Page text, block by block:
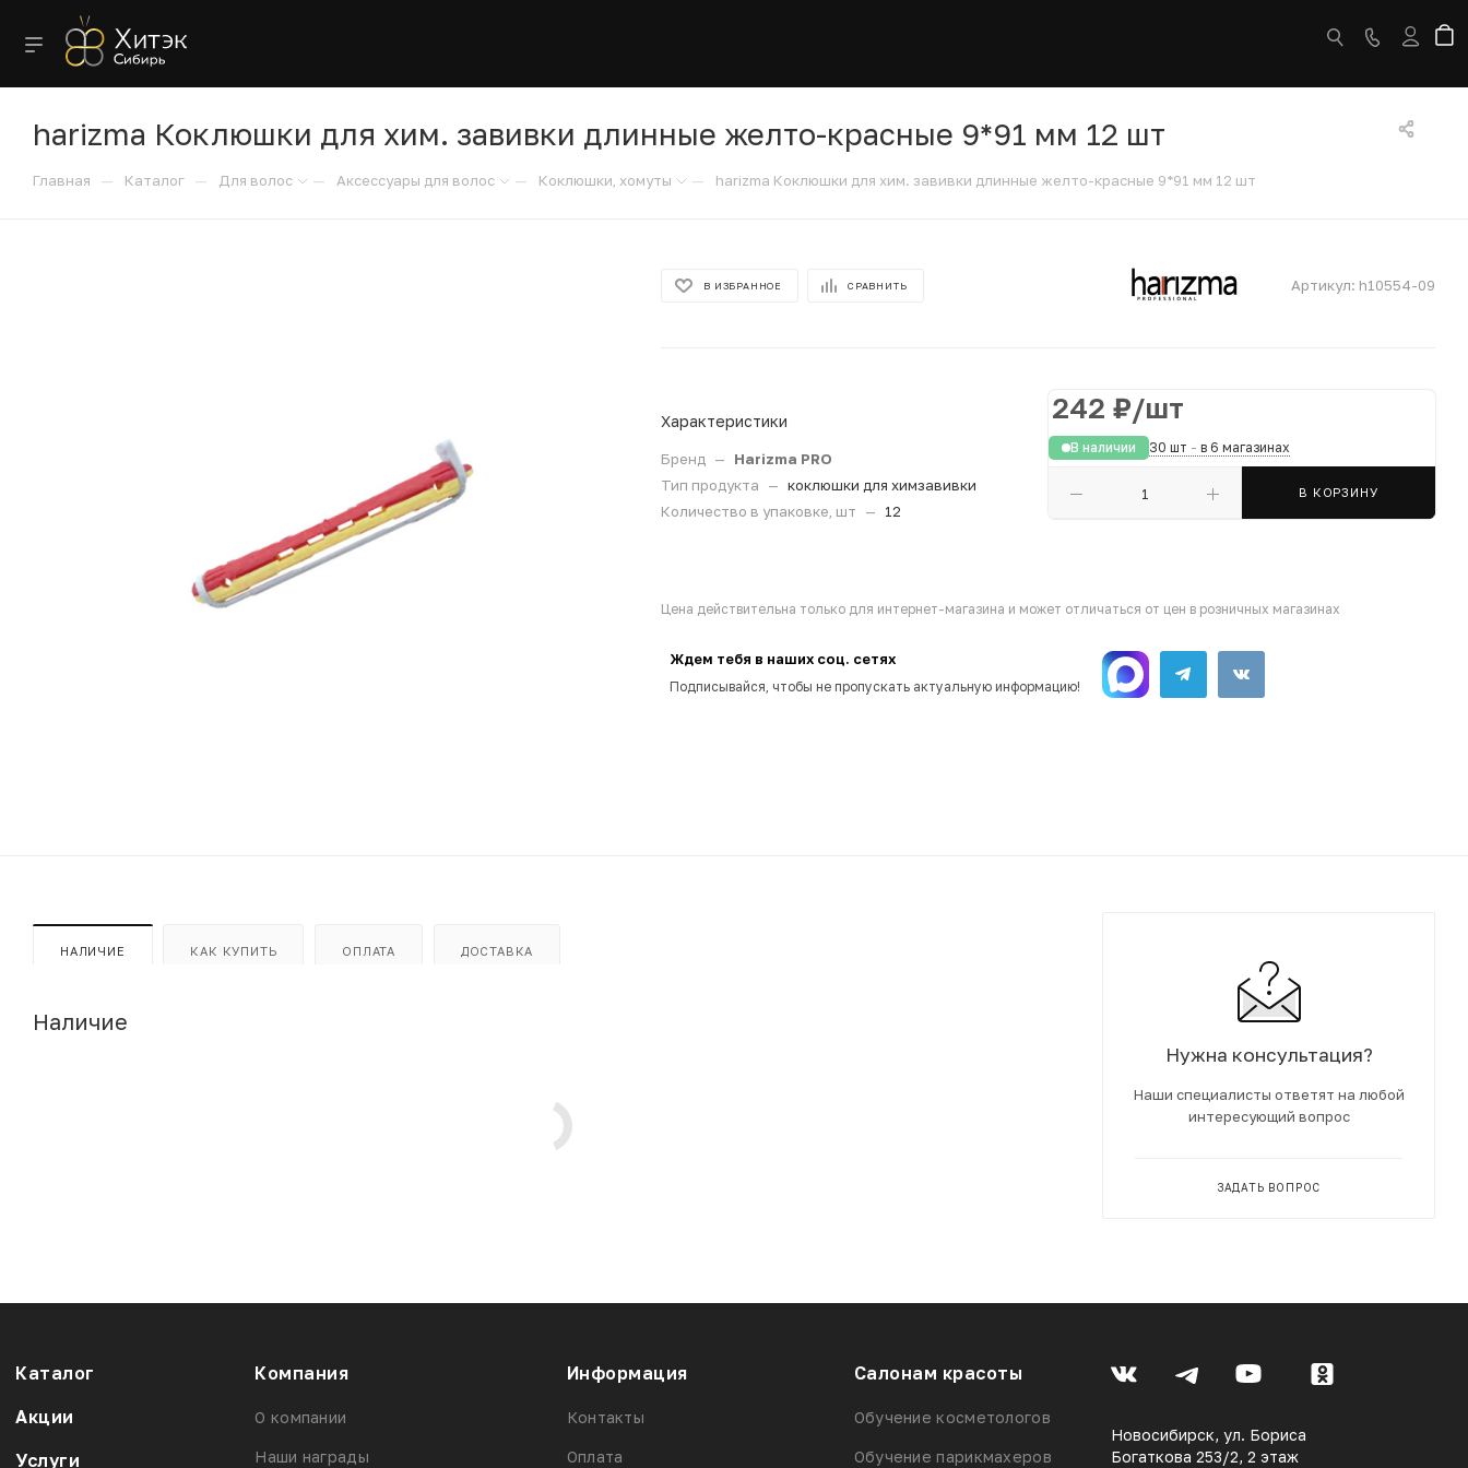
harizma Коклюшки для хим. завивки длинные желто-красные 9*91 мм 12 шт
Главная — Каталог — Для волос — Аксессуары для волос — Коклюшки, хомуты — harizma Коклюшки для хим. завивки длинные желто-красные 9*91 мм 12 шт
В ИЗБРАННОЕ СРАВНИТЬ Артикул: h10554-09
Характеристики
Бренд —
Harizma PRO
Тип продукта
— коклюшки для химзавивки
Количество в упаковке, шт
— 12
242 ₽/шт
В наличии 30 шт - в 6 магазинах
В КОРЗИНУ
Цена действительна только для интернет-магазина и может отличаться от цен в розничных магазинах
Ждем тебя в наших соц. сетях
Подписывайся, чтобы не пропускать актуальную информацию!
НАЛИЧИЕ КАК КУПИТЬ ОПЛАТА ДОСТАВКА
Наличие
Нужна консультация?
Наши специалисты ответят на любой
интересующий вопрос
ЗАДАТЬ ВОПРОС
Каталог
Акции
Услуги
Компания
О компании
Наши награды
Информация
Контакты
Оплата
Салонам красоты
Обучение косметологов
Обучение парикмахеров
Новосибирск, ул. Бориса
Богаткова 253/2, 2 этаж